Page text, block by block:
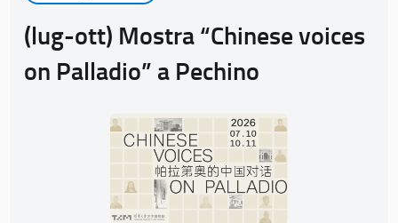
(lug-ott) Mostra “Chinese voices
on Palladio” a Pechino